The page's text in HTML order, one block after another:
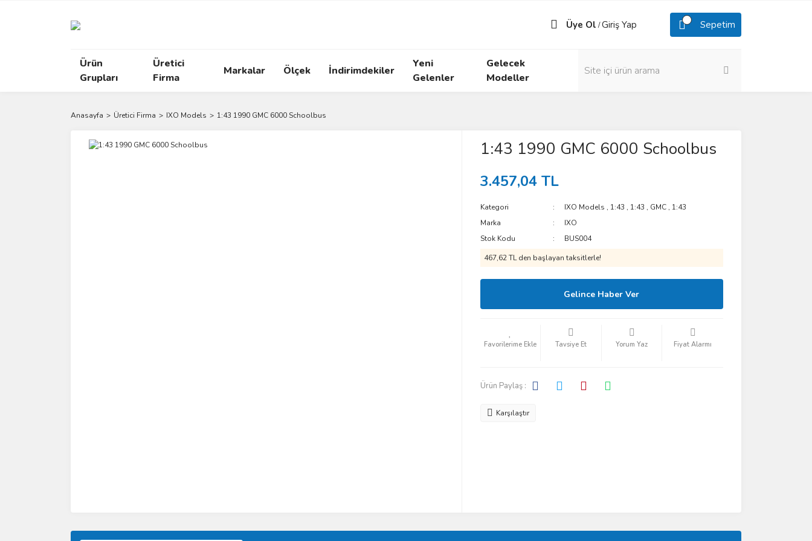
Üye Ol /Giriş Yap Sepetim
Ürün
Grupları
Üretici
Firma
Markalar Ölçek İndirimdekiler
Yeni
Gelenler
Gelecek
Modeller
Anasayfa Üretici Firma IXO Models 1:43 1990 GMC 6000 Schoolbus
1:43 1990 GMC 6000 Schoolbus
3.457,04 TL
Kategori IXO Models , 1:43 , 1:43 , GMC , 1:43
Marka
IXO
Stok Kodu
BUS004
467,62 TL den başlayan taksitlerle!
Gelince Haber Ver
Tavsiye Et Yorum Yaz Fiyat Alarmı
Ürün Paylaş :
Karşılaştır